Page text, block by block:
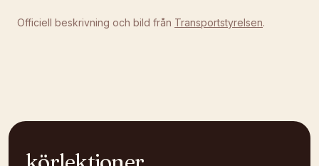
Officiell beskrivning och bild från Transportstyrelsen.